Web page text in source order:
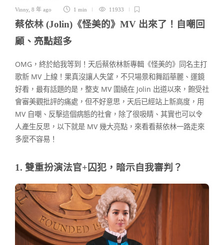
Vinny 8 年 ago 1 min 11933
蔡依林 (Jolin)《怪美的》MV 出來了！自嘲回
顧、亮點超多
OMG，終於給我等到！天后蔡依林新專輯《怪美的》同名主打
歌新 MV 上線！果真沒讓人失望，不只場景和舞蹈華麗、運鏡
好看，最有話題的是，整支 MV 圍繞在 Jolin 出道以來，飽受社
會審美觀批評的痛處，但不好意思，天后已經站上新高度，用
MV 自嘲、反擊這個病態的社會，除了很吸睛、其實也可以令
人產生反思，以下就是 MV 幾大亮點，來看看蔡依林一路走來
多麼不容易！
1. 雙重扮演法官+囚犯，暗示自我審判？